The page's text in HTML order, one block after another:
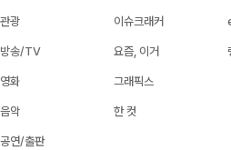
관광
방송/TV
영화
음악
공연/출판
이슈크래커
요즘, 이거
그래픽스
한 컷